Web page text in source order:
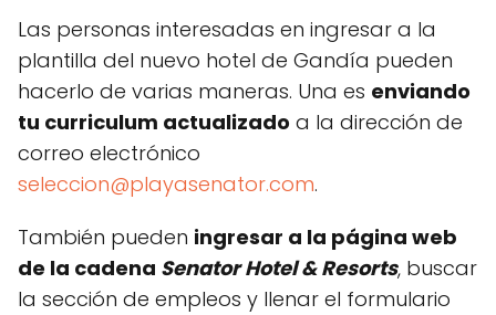
Las personas interesadas en ingresar a la
plantilla del nuevo hotel de Gandía pueden
hacerlo de varias maneras. Una es enviando
tu curriculum actualizado a la dirección de
correo electrónico
seleccion@playasenator.com.
También pueden ingresar a la página web
de la cadena Senator Hotel & Resorts, buscar
la sección de empleos y llenar el formulario